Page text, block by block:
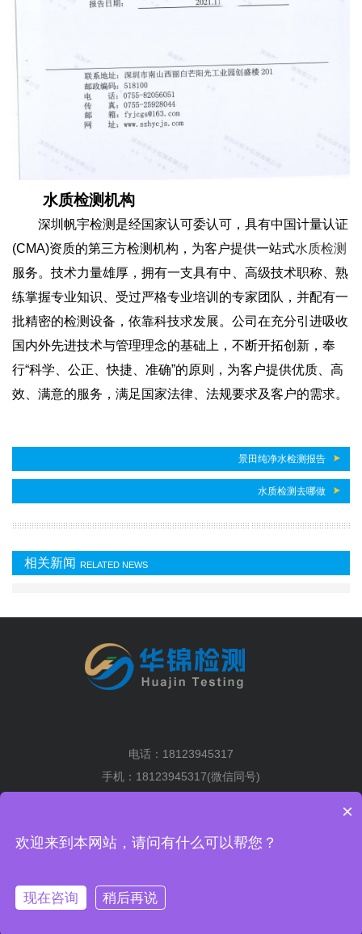
水质检测机构
深圳帆宇检测是经国家认可委认可，具有中国计量认证
(CMA)资质的第三方检测机构，为客户提供一站式水质检测
服务。技术力量雄厚，拥有一支具有中、高级技术职称、熟
练掌握专业知识、受过严格专业培训的专家团队，并配有一
批精密的检测设备，依靠科技求发展。公司在充分引进吸收
国内外先进技术与管理理念的基础上，不断开拓创新，奉
行“科学、公正、快捷、准确”的原则，为客户提供优质、高
效、满意的服务，满足国家法律、法规要求及客户的需求。
景田纯净水检测报告
水质检测去哪做
相关新闻 RELATED NEWS
电话：18123945317
手机：18123945317(微信同号)
×
欢迎来到本网站，请问有什么可以帮您？
现在咨询 稍后再说